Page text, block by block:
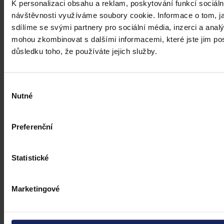
K personalizaci obsahu a reklam, poskytování funkcí
návštěvnosti využíváme soubory cookie. Informace o tom,
sdílíme se svými partnery pro sociální média, inzerci a
mohou zkombinovat s dalšími informacemi, které jste jim
důsledku toho, že používáte jejich služby.
souhlasu
Nutné
Preferenční
Statistické
Marketingové